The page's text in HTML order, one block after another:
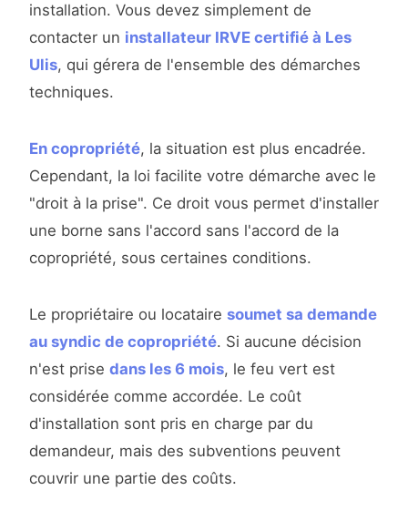
installation. Vous devez simplement de
contacter un installateur IRVE certifié à Les
Ulis, qui gérera de l'ensemble des démarches
techniques.
En copropriété, la situation est plus encadrée.
Cependant, la loi facilite votre démarche avec le
"droit à la prise". Ce droit vous permet d'installer
une borne sans l'accord sans l'accord de la
copropriété, sous certaines conditions.
Le propriétaire ou locataire soumet sa demande
au syndic de copropriété. Si aucune décision
n'est prise dans les 6 mois, le feu vert est
considérée comme accordée. Le coût
d'installation sont pris en charge par du
demandeur, mais des subventions peuvent
couvrir une partie des coûts.